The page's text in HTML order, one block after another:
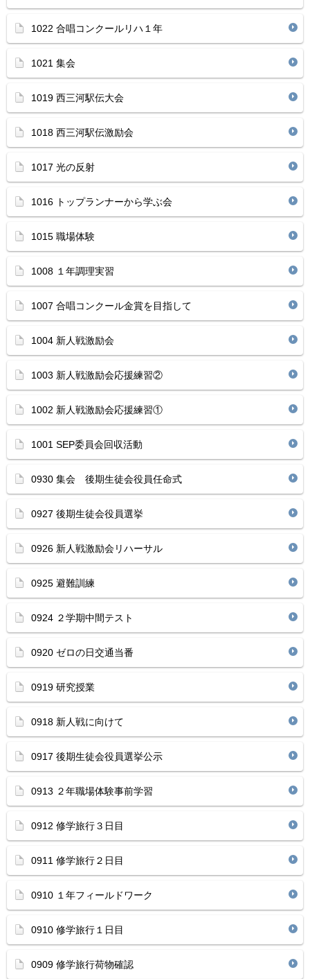
1022 合唱コンクールリハ１年
1021 集会
1019 西三河駅伝大会
1018 西三河駅伝激励会
1017 光の反射
1016 トップランナーから学ぶ会
1015 職場体験
1008 １年調理実習
1007 合唱コンクール金賞を目指して
1004 新人戦激励会
1003 新人戦激励会応援練習②
1002 新人戦激励会応援練習①
1001 SEP委員会回収活動
0930 集会 後期生徒会役員任命式
0927 後期生徒会役員選挙
0926 新人戦激励会リハーサル
0925 避難訓練
0924 ２学期中間テスト
0920 ゼロの日交通当番
0919 研究授業
0918 新人戦に向けて
0917 後期生徒会役員選挙公示
0913 ２年職場体験事前学習
0912 修学旅行３日目
0911 修学旅行２日目
0910 １年フィールドワーク
0910 修学旅行１日目
0909 修学旅行荷物確認